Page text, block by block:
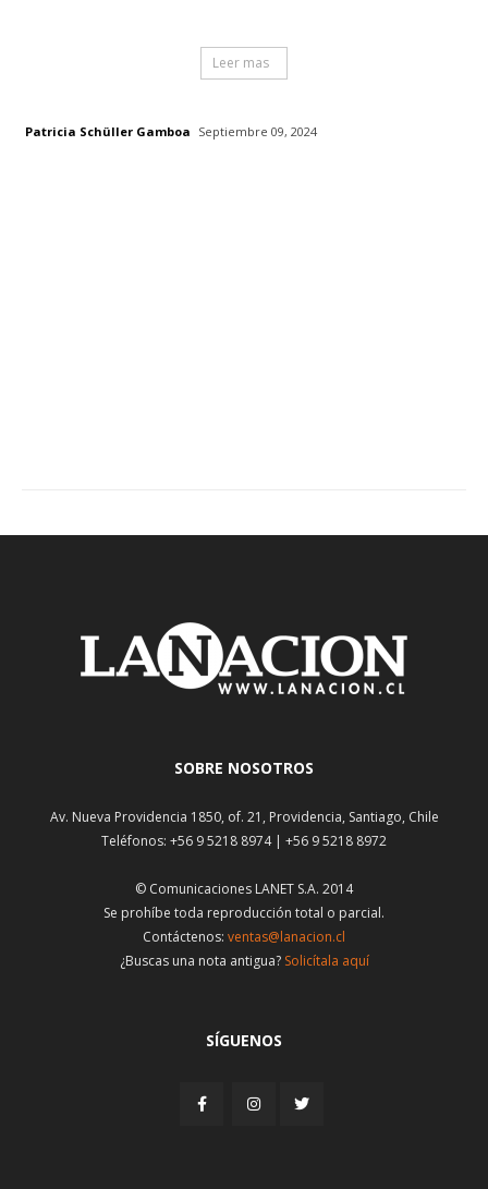
Leer mas
Patricia Schüller Gamboa Septiembre 09, 2024
SOBRE NOSOTROS
Av. Nueva Providencia 1850, of. 21, Providencia, Santiago, Chile
Teléfonos: +56 9 5218 8974 | +56 9 5218 8972
© Comunicaciones LANET S.A. 2014
Se prohíbe toda reproducción total o parcial.
Contáctenos: ventas@lanacion.cl
¿Buscas una nota antigua? Solicítala aquí
SÍGUENOS